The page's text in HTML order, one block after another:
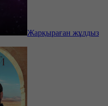
Жарқыраған жұлдыз